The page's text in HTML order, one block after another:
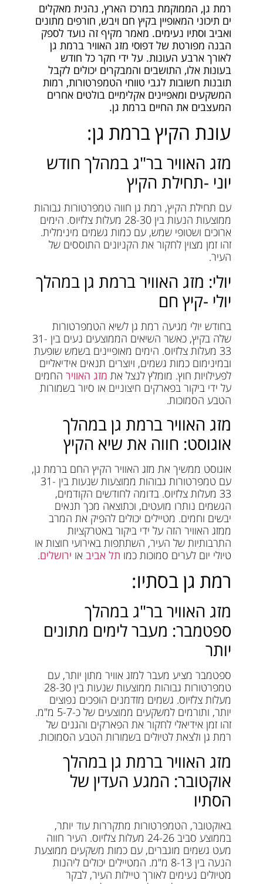
רמת גן, הממוקמת במרכז הארץ, נהנית מאקלים
ים תיכוני המאופיין בקיץ חם ויבש, חורפים מתונים
ואביב וסתיו נעימים. מאמר מקיף זה נועד לספק
הבנה מפורטת של דפוסי מזג האוויר ברמת גן
לאורך ארבע העונות. על ידי חקר כל חודש
בעונות אלו, התושבים והמבקרים יכולים לקבל
תובנות חשובות לגבי טווחי הטמפרטורות, רמות
המשקעים ומאפיינים אקלימיים בולטים אחרים
המעצבים את החיים ברמת גן.
עונת הקיץ ברמת גן:
מזג האוויר בר"ג במהלך חודש
יוני -תחילת הקיץ
עם תחילת הקיץ, רמת גן חווה טמפרטורות גבוהות
ממוצעות הנעות בין 28-30 מעלות צלזיוס. הימים
ארוכים ושטופי שמש, עם כמות גשמים מינימלית.
זהו זמן מצוין לחקור את הקניונים התוססים של
העיר.
יולי: מזג האוויר ברמת גן במהלך
יולי -קיץ חם
בחודש יולי מגיעה רמת גן לשיא הטמפרטורות
שלה בקיץ, כאשר השיאים הממוצעים נעים בין 31-
33 מעלות צלזיוס. הימים מאופיינים בשמש שופעת
ובמינימום כמות גשמים, ויוצרים תנאים אידיאליים
לפעילויות חוץ. מומלץ לנצל את מזג האוויר החמים
על ידי ביקור בפארקים חיצוניים או סיור בשמורות
הטבע הסמוכות.
מזג האוויר ברמת גן במהלך
אוגוסט: חווה את שיא הקיץ
אוגוסט ממשיך את מזג האוויר הקיץ החם ברמת גן,
עם טמפרטורות גבוהות ממוצעות שנעות בין 31-
33 מעלות צלזיוס. בדומה לחודשים הקודמים,
הגשמים נותרו מועטים, וכתוצאה מכך תנאים
יבשים וחמים. מטיילים יכולים להפיק את המרב
ממזג האוויר הזה על ידי ביקור באטרקציות
התרבותיות של העיר, השתתפות באירועי חוצות או
טיולי יום לערים סמוכות כמו תל אביב או ירושלים.
רמת גן בסתיו:
מזג האוויר בר"ג במהלך
ספטמבר: מעבר לימים מתונים
יותר
ספטמבר מציע מעבר למזג אוויר מתון יותר, עם
טמפרטורות גבוהות ממוצעות שנעות בין 28-30
מעלות צלזיוס. גשמים מזדמנים הופכים נפוצים
יותר, ותורמים למשקעים ממוצעים של כ-5-7 מ"מ.
זהו זמן אידיאלי לחקור את הפארקים והגנים של
רמת גן ולצאת לטיולים בשמורות הטבע הסמוכות.
מזג האוויר ברמת גן במהלך
אוקטובר: המגע העדין של
הסתיו
באוקטובר, הטמפרטורות מתקררות עוד יותר,
בממוצע סביב 24-26 מעלות צלזיוס. העיר חווה
מעט גשמים מוגברים, עם כמות משקעים ממוצעת
הנעה בין 8-13 מ"מ. המטיילים יכולים ליהנות
מטיולים נעימים לאורך טיילות העיר, לבקר